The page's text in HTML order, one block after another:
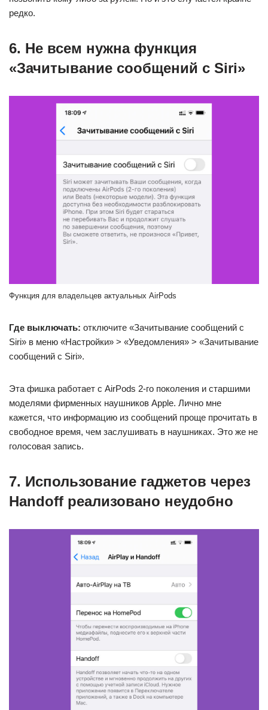
редко.
6. Не всем нужна функция
«Зачитывание сообщений с Siri»
Функция для владельцев актуальных AirPods
Где выключать: отключите «Зачитывание сообщений с
Siri» в меню «Настройки» > «Уведомления» > «Зачитывание
сообщений с Siri».
Эта фишка работает с AirPods 2-го поколения и старшими
моделями фирменных наушников Apple. Лично мне
кажется, что информацию из сообщений проще прочитать в
свободное время, чем заслушивать в наушниках. Это же не
голосовая запись.
7. Использование гаджетов через
Handoff реализовано неудобно